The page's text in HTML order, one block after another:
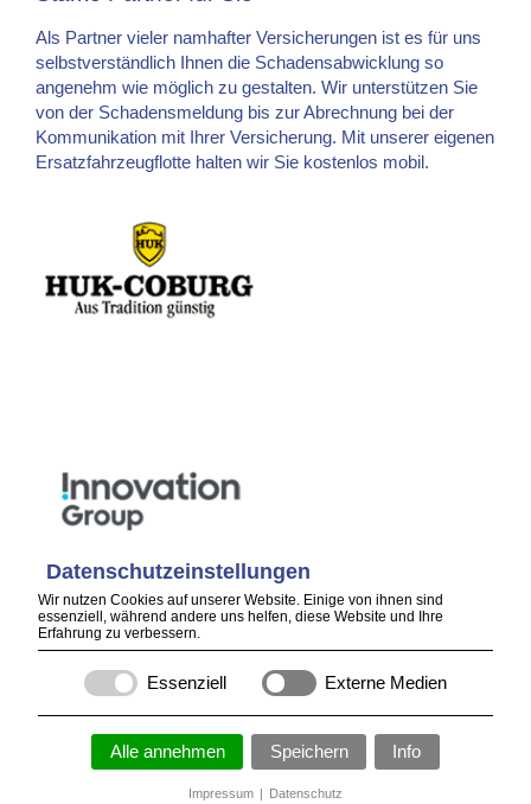
Datenschutzeinstellungen
Wir nutzen Cookies auf unserer Website. Einige von ihnen sind
essenziell, während andere uns helfen, diese Website und Ihre
Erfahrung zu verbessern.
Essenziell Externe Medien
Alle annehmen Speichern Info
Impressum Datenschutz
Als Partner vieler namhafter Versicherungen ist es für uns
selbstverständlich Ihnen die Schadensabwicklung so
angenehm wie möglich zu gestalten. Wir unterstützen Sie
von der Schadensmeldung bis zur Abrechnung bei der
Kommunikation mit Ihrer Versicherung. Mit unserer eigenen
Ersatzfahrzeugflotte halten wir Sie kostenlos mobil.